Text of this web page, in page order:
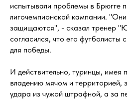
испытывали проблемы в Брюгге
лигочемпионской кампании.
защищаются", - сказал тренер
согласился, что его футболисты
для победы.
И действительно, туринцы, имея
владению мячом и территорией,
удара из чужой штрафной, а за